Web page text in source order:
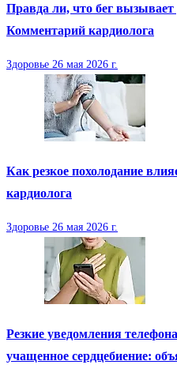
Правда ли, что бег
Комментарий кардиолога
Здоровье 26 мая 2026 г.
Как резкое похолодание
кардиолога
Здоровье 26 мая 2026 г.
Резкие уведомления
учащенное сердцебиение: